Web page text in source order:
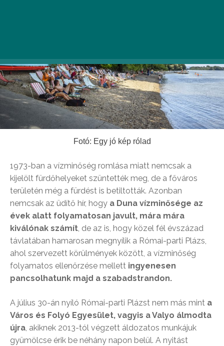
Fotó: Egy jó kép rólad
1973-ban a vízminőség romlása miatt nemcsak a
kijelölt fürdőhelyeket szüntették meg, de a főváros
területén még a fürdést is betiltották. Azonban
nemcsak az üdítő hír, hogy a Duna vízminősége az
évek alatt folyamatosan javult, mára mára
kiválónak számít, de az is, hogy közel fél évszázad
távlatában hamarosan megnyílik a Római-parti Plázs,
ahol szervezett körülmények között, a vízminőség
folyamatos ellenőrzése mellett ingyenesen
pancsolhatunk majd a szabadstrandon.
A július 30-án nyíló Római-parti Plázst nem más mint a
Város és Folyó Egyesület, vagyis a Valyo álmodta
újra, akiknek 2013-tól végzett áldozatos munkájuk
gyümölcse érik be néhány napon belül. A nyitást